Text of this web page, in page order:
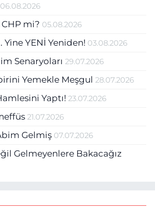
06.08.2026
mi? 05.08.2026
Yine YENİ Yeniden! 03.08.2026
Senaryoları 29.07.2026
Yemekle Meşgul 28.07.2026
Yaptı! 23.07.2026
21.07.2026
Gelmiş 07.07.2026
Gelmeyenlere Bakacağız